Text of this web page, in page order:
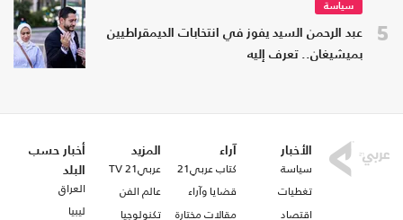
5
سياسة
عبد الرحمن السيد يفوز في انتخابات الديمقراطيين
بميشيغان.. تعرف إليه
الأخبار
سياسة
تغطيات
اقتصاد
آراء
كتاب عربي21
قضايا وآراء
مقالات مختارة
المزيد
عربي21 TV
عالم الفن
تكنولوجيا
أخبار حسب
البلد
العراق
ليبيا